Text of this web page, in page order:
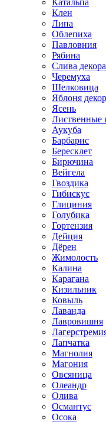
Катальпа
Клен
Липа
Облепиха
Павловния
Рябина
Слива
Черемуха
Шелковица
Яблоня
Ясень
Лиственные
Аукуба
Барбарис
Бересклет
Бирючина
Вейгела
Гвоздика
Гибискус
Глициния
Голубика
Гортензия
Дейция
Дёрен
Жимолость
Калина
Карагана
Кизильник
Ковыль
Лаванда
Лавровишня
Лапчатка
Магнолия
Магония
Овсяница
Олеандр
Олива
Османтус
Осока